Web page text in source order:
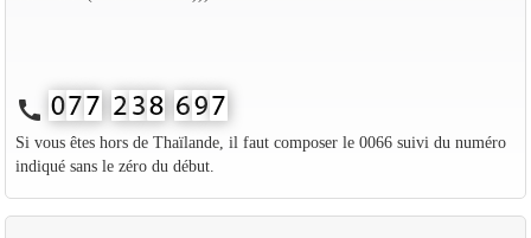
call
Si vous êtes hors de Thaïlande, il faut composer le 0066 suivi du numéro
indiqué sans le zéro du début.